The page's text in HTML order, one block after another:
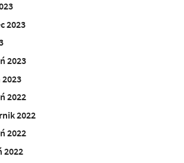
2023
2023
2022
2022
2022
2022